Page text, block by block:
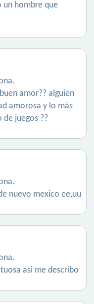
un hombre que
amor?? alguien
amorosa y lo más
juegos ??
nuevo mexico ee,uu
asi me describo